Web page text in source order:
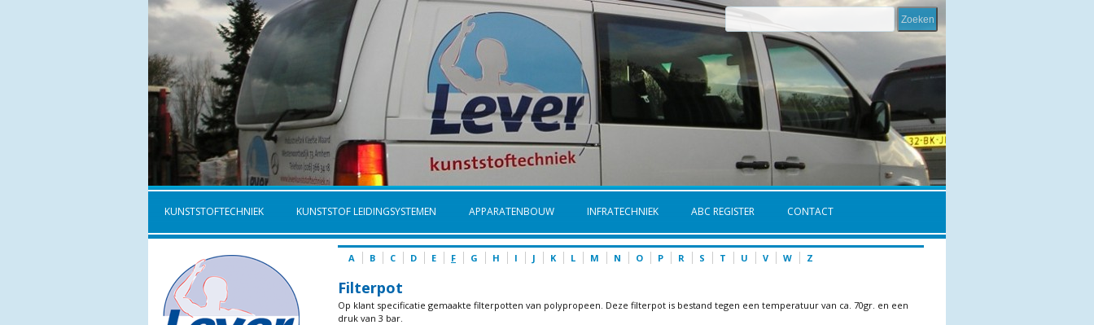
KUNSTSTOFTECHNIEK KUNSTSTOF LEIDINGSYSTEMEN APPARATENBOUW INFRATECHNIEK ABC REGISTER CONTACT
A B C D E F G H I J K L M N O P R S T U V W Z
Filterpot
Op klant specificatie gemaakte filterpotten van polypropeen. Deze filterpot is bestand tegen een temperatuur van ca. 70gr. en een
druk van 3 bar.